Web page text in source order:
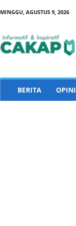
MINGGU, AGUSTUS 9, 2026
k
a
BERITA OPINI